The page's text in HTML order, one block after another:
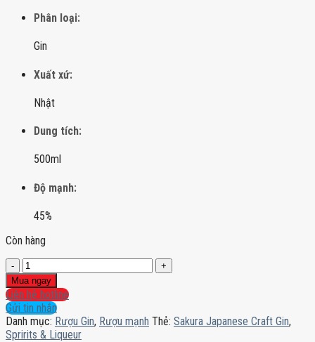
Phân loại:
Gin
Xuất xứ:
Nhật
Dung tích:
500ml
Độ mạnh:
45%
Còn hàng
Sakura
Japanese
Craft
Gin
số
lượng
Mua ngay
Liên hệ hotline
Gửi tin nhắn
Danh mục: Rượu Gin, Rượu mạnh Thẻ: Sakura Japanese Craft Gin,
Spririts & Liqueur